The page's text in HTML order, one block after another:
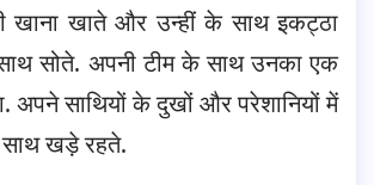
खाना खाते और उन्हीं के साथ इकट्ठा
सोते. अपनी टीम के साथ उनका एक
अपने साथियों के दुखों और परेशानियों में
खड़े रहते.